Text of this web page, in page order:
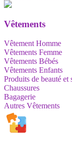
Vêtements
Vêtement Homme
Vêtements Femme
Vêtements Bébés
Vêtements Enfants
Produits de beauté et
Chaussures
Bagagerie
Autres Vêtements